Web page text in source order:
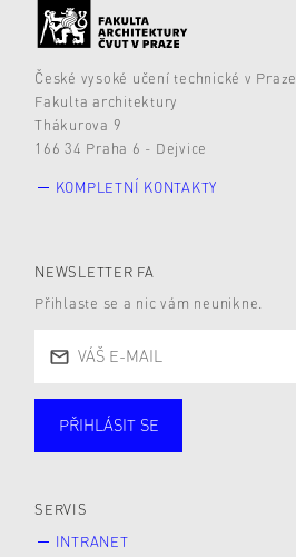
České vysoké učení technické v Praze
Fakulta architektury
Thákurova 9
166 34 Praha 6 - Dejvice
KOMPLETNÍ KONTAKTY
NEWSLETTER FA
Přihlaste se a nic vám neunikne.
PŘIHLÁSIT SE
SERVIS
INTRANET